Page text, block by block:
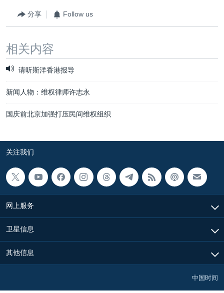
分享 Follow us
相关内容
请听斯洋香港报导
新闻人物：维权律师许志永
国庆前北京加强打压民间维权组织
关注我们
网上服务
卫星信息
其他信息
中国时间